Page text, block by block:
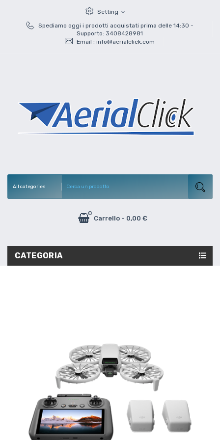
Setting expand_more
Spediamo oggi i prodotti acquistati prima delle 14:30 -
Supporto: 3408428981
Email : info@aerialclick.com
Carrello
0
- 0,00 €
CATEGORIA